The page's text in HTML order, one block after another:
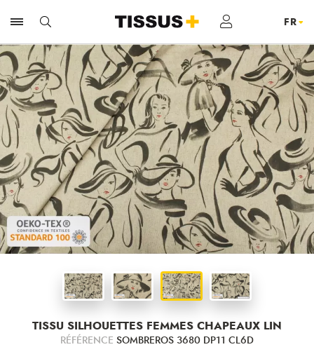
TISSU SILHOUETTES FEMMES CHAPEAUX LIN
RÉFÉRENCE SOMBREROS 3680 DP11 CL6D